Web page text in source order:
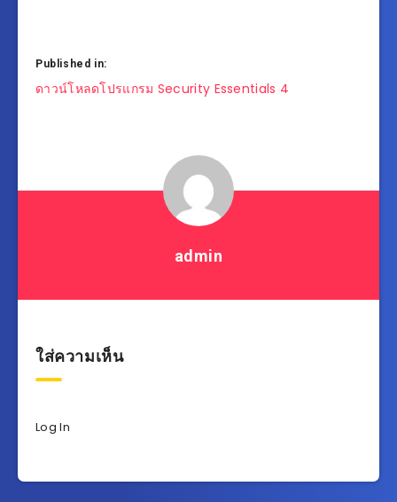
Published in:
แนะแนว
ดาวน์โหลดโปรแกรม Security Essentials 4
admin
ใส่ความเห็น
Log In